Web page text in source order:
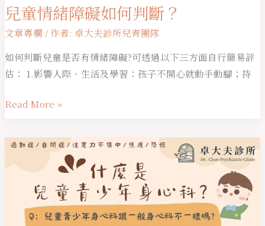
兒童情緒障礙如何判斷？
文章專欄 / 作者:卓大夫診所兒青團隊
如何判斷兒童是否有情緒障礙?可透過以下三方面自行簡易評
估： 1.影響人際、生活及學習：孩子不開心就動手動腳；持
Read More »
什
麼